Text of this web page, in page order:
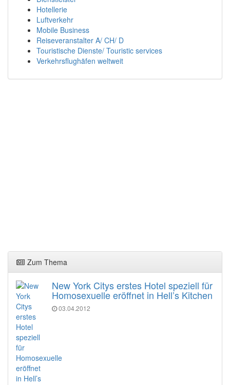
Hotellerie
Luftverkehr
Mobile Business
Reiseveranstalter A/ CH/ D
Touristische Dienste/ Touristic services
Verkehrsflughäfen weltweit
Zum Thema
New York Citys erstes Hotel speziell für
Homosexuelle eröffnet in Hell’s Kitchen
03.04.2012